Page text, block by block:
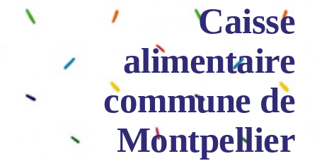
Caisse
alimentaire
commune de
Montpellier